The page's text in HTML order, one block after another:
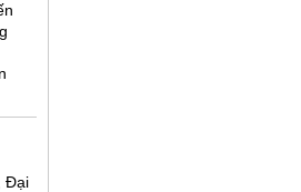
Đại